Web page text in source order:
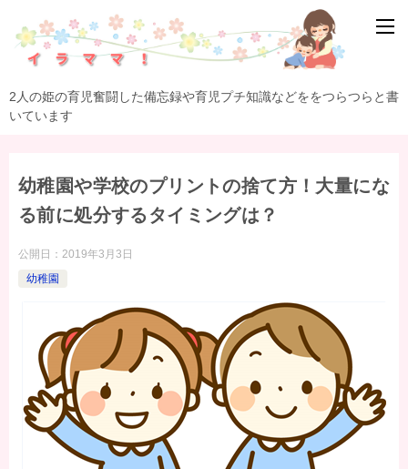
2人の姫の育児奮闘した備忘録や育児プチ知識などををつらつらと書
いています
幼稚園や学校のプリントの捨て方！大量にな
る前に処分するタイミングは？
公開日： 2019年3月3日
幼稚園